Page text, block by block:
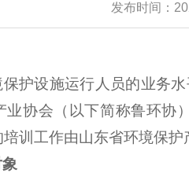
发布时间：
护设施运行人员的业务
业协会（以下简称鲁环协
训工作由山东省环境保